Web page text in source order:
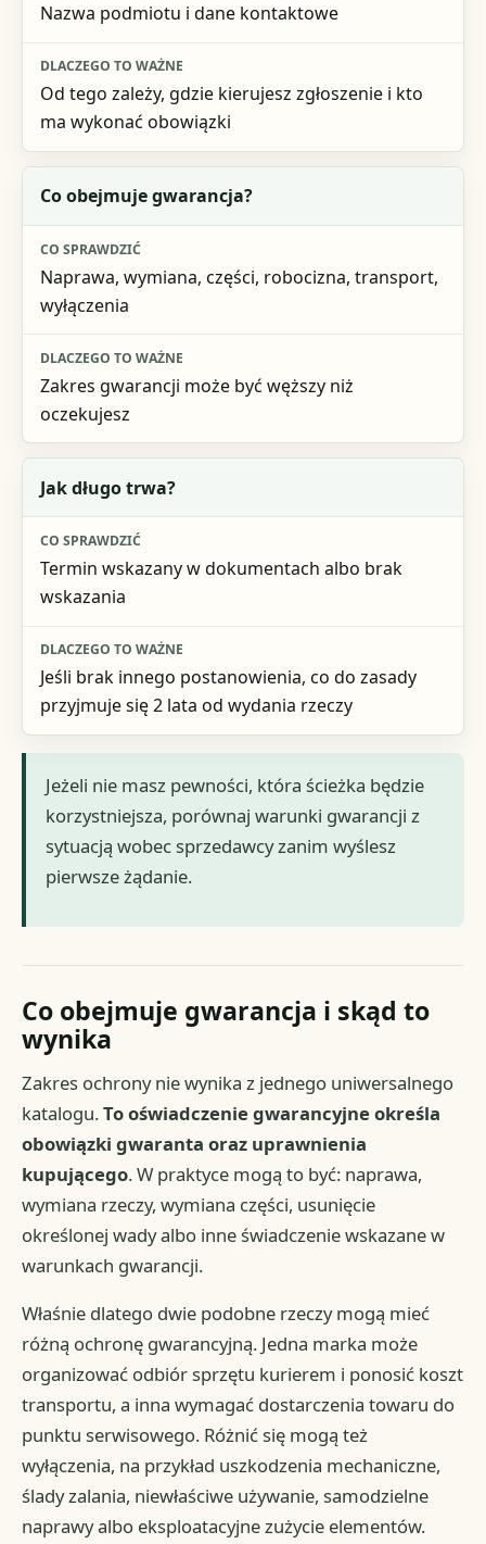
Nazwa podmiotu i dane kontaktowe
Od tego zależy, gdzie kierujesz zgłoszenie i kto
ma wykonać obowiązki
Co obejmuje gwarancja?
Naprawa, wymiana, części, robocizna, transport,
wyłączenia
Zakres gwarancji może być węższy niż
oczekujesz
Jak długo trwa?
Termin wskazany w dokumentach albo brak
wskazania
Jeśli brak innego postanowienia, co do zasady
przyjmuje się 2 lata od wydania rzeczy
Jeżeli nie masz pewności, która ścieżka będzie
korzystniejsza, porównaj warunki gwarancji z
sytuacją wobec sprzedawcy zanim wyślesz
pierwsze żądanie.
Co obejmuje gwarancja i skąd to
wynika
Zakres ochrony nie wynika z jednego uniwersalnego
katalogu.To oświadczenie gwarancyjne określa
obowiązki gwaranta oraz uprawnienia
kupującego. W praktyce mogą to być: naprawa,
wymiana rzeczy, wymiana części, usunięcie
określonej wady albo inne świadczenie wskazane w
warunkach gwarancji.
Właśnie dlatego dwie podobne rzeczy mogą mieć
różną ochronę gwarancyjną. Jedna marka może
organizować odbiór sprzętu kurierem i ponosić koszt
transportu, a inna wymagać dostarczenia towaru do
punktu serwisowego. Różnić się mogą też
wyłączenia, na przykład uszkodzenia mechaniczne,
ślady zalania, niewłaściwe używanie, samodzielne
naprawy albo eksploatacyjne zużycie elementów.